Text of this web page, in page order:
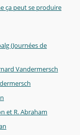
ça peut se produire
(Journées de
Vandermersch
et R. Abraham